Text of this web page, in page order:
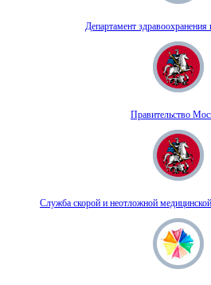
Департамент
Правительство
Служба скорой и неотложной